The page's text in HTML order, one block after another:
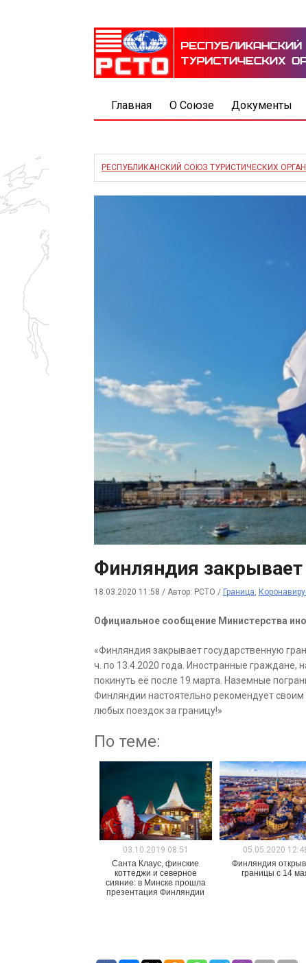
Главная О Союзе Документы
РЕСПУБЛИКАНСКИЙ СОЮЗ ТУРИСТИЧЕСКИХ
Финляндия закрывает
18.03.2020 11:58 / Автор: РСТО / Граница,
Официальное сообщение Министерства
«Финляндия закрывает государственную
ч. по 13.4.2020 года. Иностранные граждане,
покинуть её после 19 марта. Наземные
Финляндии настоятельно рекомендует
любых поездок за границу!»
По теме:
03.10.2019 08:51
Санта Клаус, финские
коттеджи и северное
сияние: в Минске прошла
презентация Финляндии
05.05.2020
Финляндия
границы с 14